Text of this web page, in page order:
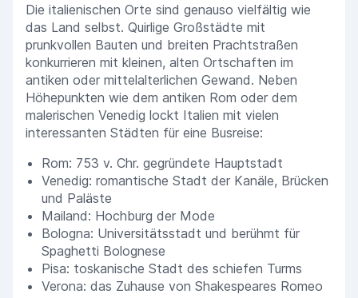
Die italienischen Orte sind genauso vielfältig wie
das Land selbst. Quirlige Großstädte mit
prunkvollen Bauten und breiten Prachtstraßen
konkurrieren mit kleinen, alten Ortschaften im
antiken oder mittelalterlichen Gewand. Neben
Höhepunkten wie dem antiken Rom oder dem
malerischen Venedig lockt Italien mit vielen
interessanten Städten für eine Busreise:
Rom: 753 v. Chr. gegründete Hauptstadt
Venedig: romantische Stadt der Kanäle, Brücken
und Paläste
Mailand: Hochburg der Mode
Bologna: Universitätsstadt und berühmt für
Spaghetti Bolognese
Pisa: toskanische Stadt des schiefen Turms
Verona: das Zuhause von Shakespeares Romeo